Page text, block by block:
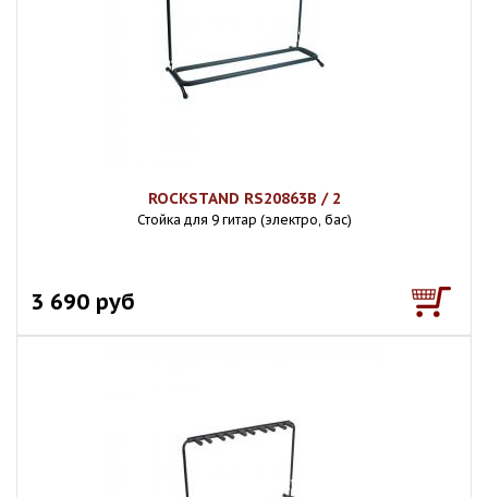
ROCKSTAND RS20863B / 2
Стойка для 9 гитар (электро, бас)
3 690 руб